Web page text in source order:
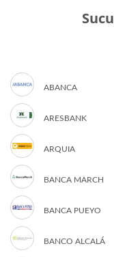
ABANCA
ARESBANK
ARQUIA
BANCA MARCH
BANCA PUEYO
BANCO ALCALÁ